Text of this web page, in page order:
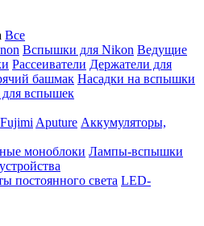
Все
Вспышки для Nikon Ведущие
Рассеиватели Держатели для
башмак Насадки на вспышки
вспышек
Fujimi Aputure Аккумуляторы,
моноблоки Лампы-вспышки
постоянного света LED-